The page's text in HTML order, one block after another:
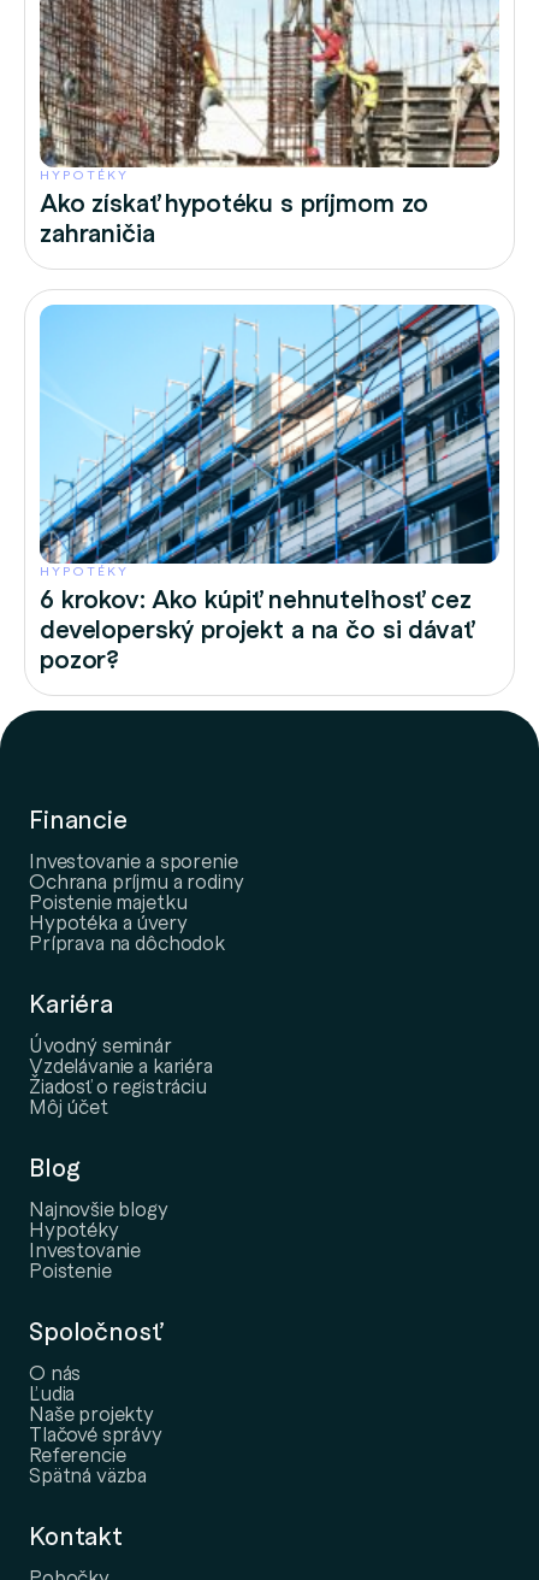
HYPOTÉKY
Ako získať hypotéku s príjmom zo
zahraničia
HYPOTÉKY
6 krokov: Ako kúpiť nehnuteľnosť cez
developerský projekt a na čo si dávať
pozor?
Financie
Investovanie a sporenie
Ochrana príjmu a rodiny
Poistenie majetku
Hypotéka a úvery
Príprava na dôchodok
Kariéra
Úvodný seminár
Vzdelávanie a kariéra
Žiadosť o registráciu
Môj účet
Blog
Najnovšie blogy
Hypotéky
Investovanie
Poistenie
Spoločnosť
O nás
Ľudia
Naše projekty
Tlačové správy
Referencie
Spätná väzba
Kontakt